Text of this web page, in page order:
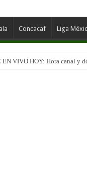
Concacaf Liga
VIVO HOY: Hora canal y